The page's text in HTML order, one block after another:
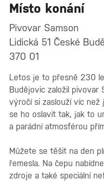
Místo konání
Pivovar Samson
Lidická 51 České
370 01
Letos je to přesně 230
Budějovic založil pivovar
výročí si zaslouží víc
se ho oslavit tak, jak to
a parádní atmosférou
Můžete se těšit na den
řemesla. Na čepu
zdroje a také speciální